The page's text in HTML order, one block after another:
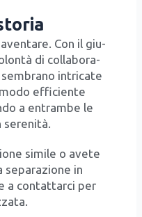
Con il giu­
di col­la­bo­ra­
intri­ca­te
effi­cien­te
a entram­be le
sere­ni­tà.
simi­le o ave­te
sepa­ra­zio­ne in
a con­tat­tar­ci per